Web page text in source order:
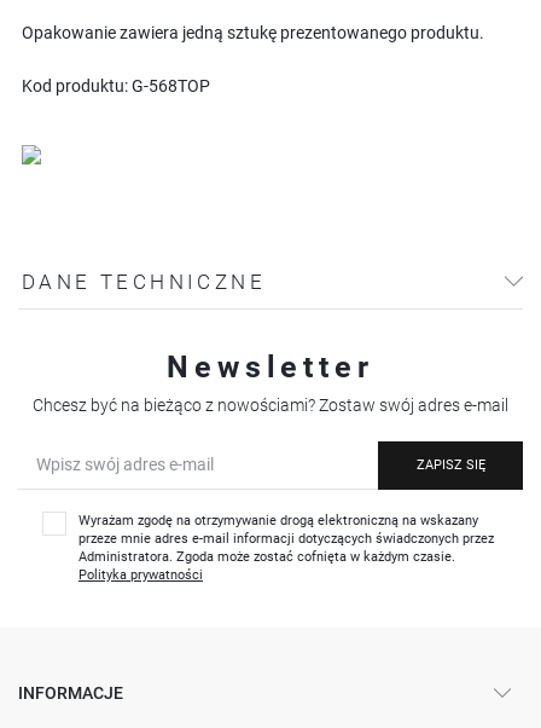
Opakowanie zawiera jedną sztukę prezentowanego produktu.
Kod produktu: G-568TOP
DANE TECHNICZNE
Newsletter
Chcesz być na bieżąco z nowościami? Zostaw swój adres e-mail
ZAPISZ SIĘ
Wyrażam zgodę na otrzymywanie drogą elektroniczną na wskazany
przeze mnie adres e-mail informacji dotyczących świadczonych przez
Administratora. Zgoda może zostać cofnięta w każdym czasie.
Polityka prywatności
INFORMACJE